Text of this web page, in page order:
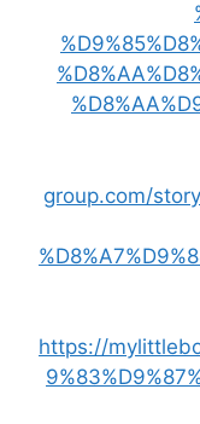
group.com/
https://